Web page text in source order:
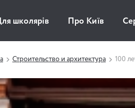
школярів Про Київ
Строительство и архитектура 100